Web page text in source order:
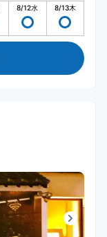
8/12水 8/13木